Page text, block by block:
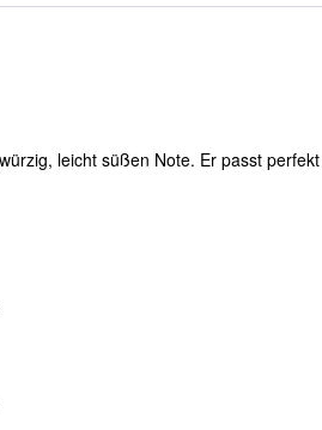
leicht süßen Note. Er passt